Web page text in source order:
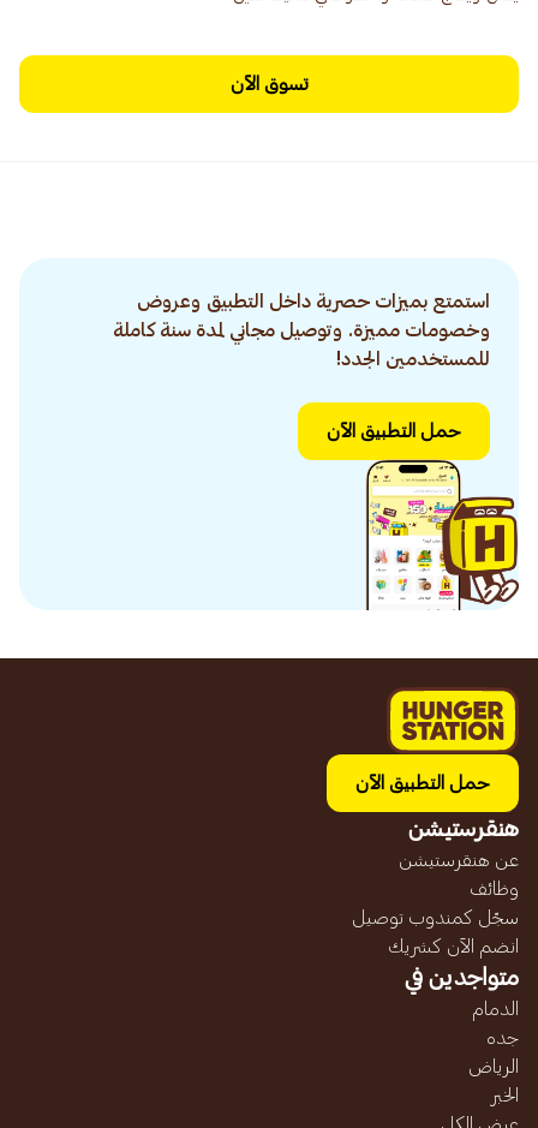
تسوق الآن
استمتع بميزات حصرية داخل التطبيق وعروض
وخصومات مميزة. وتوصيل مجاني لمدة سنة كاملة
للمستخدمين الجدد!
حمل التطبيق الآن
حمل التطبيق الآن
هنقرستيشن
عن هنقرستيشن
وظائف
سجّل كمندوب توصيل
انضم الآن كشريك
متواجدين في
الدمام
جده
الرياض
الخبر